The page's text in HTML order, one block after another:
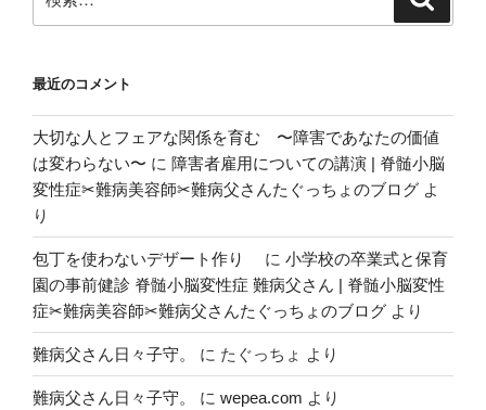
索:
最近のコメント
大切な人とフェアな関係を育む 〜障害であなたの価値
は変わらない〜 に 障害者雇用についての講演 | 脊髄小脳
変性症✂︎難病美容師✂︎難病父さんたぐっちょのブログ よ
り
包丁を使わないデザート作り に 小学校の卒業式と保育
園の事前健診 脊髄小脳変性症 難病父さん | 脊髄小脳変性
症✂︎難病美容師✂︎難病父さんたぐっちょのブログ より
難病父さん日々子守。 に たぐっちょ より
難病父さん日々子守。 に wepea.com より